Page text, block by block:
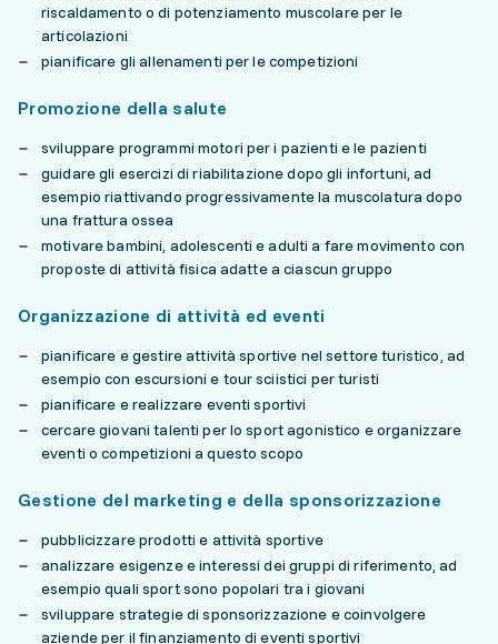
riscaldamento o di potenziamento muscolare per le
articolazioni
pianificare gli allenamenti per le competizioni
Promozione della salute
sviluppare programmi motori per i pazienti e le pazienti
guidare gli esercizi di riabilitazione dopo gli infortuni, ad
esempio riattivando progressivamente la muscolatura dopo
una frattura ossea
motivare bambini, adolescenti e adulti a fare movimento con
proposte di attività fisica adatte a ciascun gruppo
Organizzazione di attività ed eventi
pianificare e gestire attività sportive nel settore turistico, ad
esempio con escursioni e tour sciistici per turisti
pianificare e realizzare eventi sportivi
cercare giovani talenti per lo sport agonistico e organizzare
eventi o competizioni a questo scopo
Gestione del marketing e della sponsorizzazione
pubblicizzare prodotti e attività sportive
analizzare esigenze e interessi dei gruppi di riferimento, ad
esempio quali sport sono popolari tra i giovani
sviluppare strategie di sponsorizzazione e coinvolgere
aziende per il finanziamento di eventi sportivi